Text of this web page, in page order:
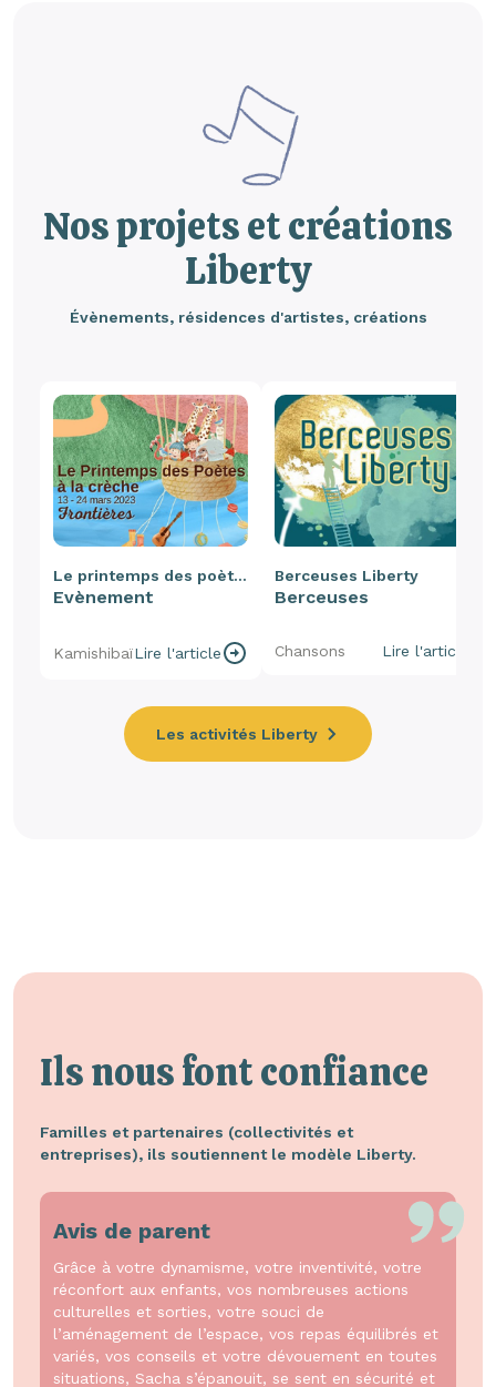
Nos projets et créations
Liberty
Évènements, résidences d'artistes, créations
Le printemps des poètes
Evènement
KamishibaïLire l'article
Berceuses Liberty
Berceuses
Chansons Lire l'article
Les activités Liberty
Ils nous font confiance
Familles et partenaires (collectivités et
entreprises), ils soutiennent le modèle Liberty.
Avis de parent
Grâce à votre dynamisme, votre inventivité, votre
réconfort aux enfants, vos nombreuses actions
culturelles et sorties, votre souci de
l’aménagement de l’espace, vos repas équilibrés et
variés, vos conseils et votre dévouement en toutes
situations, Sacha s’épanouit, se sent en sécurité et